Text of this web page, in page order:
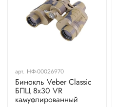
арт. НФ-00026970
Бинокль Veber Classic
БПЦ 8x30 VR
камуфлированный